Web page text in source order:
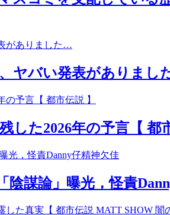
ヤバい発表がありまし
た2026年の予言【 都
陰謀論」曝光，怪責